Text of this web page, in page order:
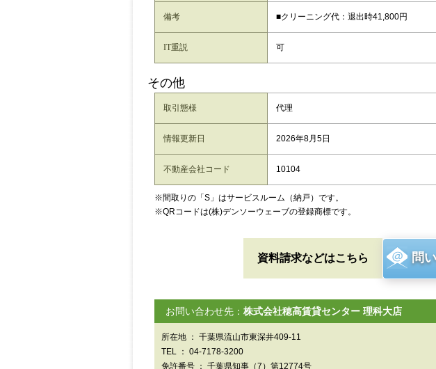
備考 ■クリーニング代：退出時41,800円
IT重説 可
その他
取引態様 代理
情報更新日 2026年8月5日
不動産会社コード 10104
※間取りの「S」はサービスルーム（納戸）です。
※QRコードは(株)デンソーウェーブの登録商標です。
資料請求などはこちら 問
お問い合わせ先： 株式会社穂高賃貸センター 理科大店
所在地 ： 千葉県流山市東深井409-11
TEL ： 04-7178-3200
免許番号 ： 千葉県知事（7）第12774号